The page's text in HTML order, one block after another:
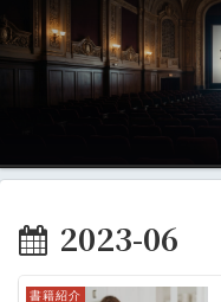
2023-06
書籍紹介